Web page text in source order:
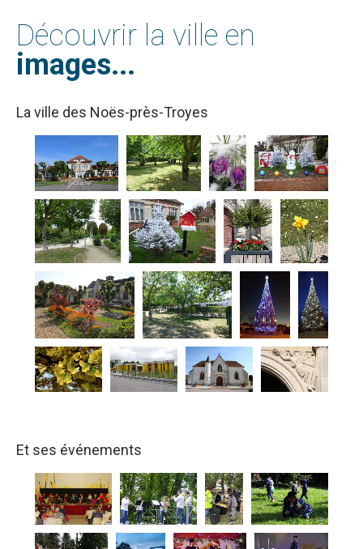
Découvrir la ville en
images...
La ville des Noës-près-Troyes
Et ses événements